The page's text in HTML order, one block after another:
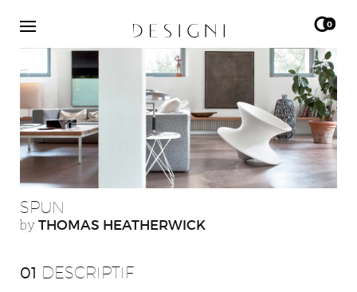
0
SPUN
byTHOMAS HEATHERWICK
01 DESCRIPTIF